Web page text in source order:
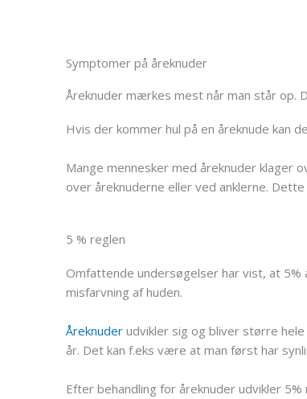
Symptomer på åreknuder
Åreknuder mærkes mest når man står op.
Hvis der kommer hul på en åreknude kan
Mange mennesker med åreknuder klager
over åreknuderne eller ved anklerne.
5 % reglen
Omfattende undersøgelser har vist, at
misfarvning af huden.
Åreknuder udvikler sig og bliver større
år. Det kan f.eks være at man først har
Efter behandling for åreknuder udvikler